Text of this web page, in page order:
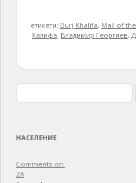
етикети: Burj Khalifa, Mall of
Халифа, Владимир Георгиев,
for:
НАСЕЛЕНИЕ
Comments on:
2A